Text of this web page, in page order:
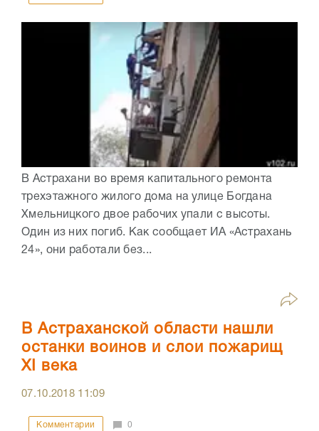
В Астрахани во время капитального ремонта
трехэтажного жилого дома на улице Богдана
Хмельницкого двое рабочих упали с высоты.
Один из них погиб. Как сообщает ИА «Астрахань
24», они работали без...
В Астраханской области нашли
останки воинов и слои пожарищ
XI века
07.10.2018 11:09
Комментарии 0